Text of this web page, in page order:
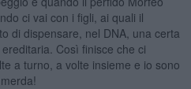
ci vai con i figli, ai quali il
di dispensare, nel DNA, una certa
Così finisce che ci
a turno, a volte insieme e io sono